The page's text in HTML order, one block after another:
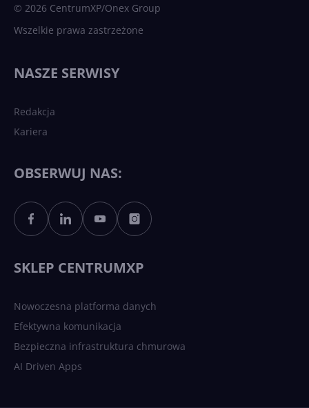
Sztuczna inteligencja po
polsku. Dość barier
© 2026 CentrumXP/Onex Group
Wszelkie prawa zastrzeżone
NASZE SERWISY
Redakcja
Kariera
OBSERWUJ NAS:
SKLEP CENTRUMXP
Nowoczesna platforma danych
Efektywna komunikacja
Bezpieczna infrastruktura chmurowa
AI Driven Apps